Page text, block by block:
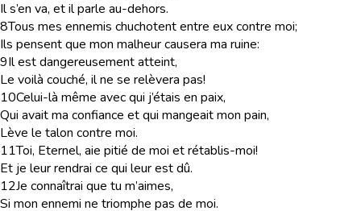
Il s’en va, et il parle au-dehors.
8Tous mes ennemis chuchotent entre eux contre moi;
Ils pensent que mon malheur causera ma ruine:
9Il est dangereusement atteint,
Le voilà couché, il ne se relèvera pas!
10Celui-là même avec qui j’étais en paix,
Qui avait ma confiance et qui mangeait mon pain,
Lève le talon contre moi.
11Toi, Eternel, aie pitié de moi et rétablis-moi!
Et je leur rendrai ce qui leur est dû.
12Je connaîtrai que tu m’aimes,
Si mon ennemi ne triomphe pas de moi.